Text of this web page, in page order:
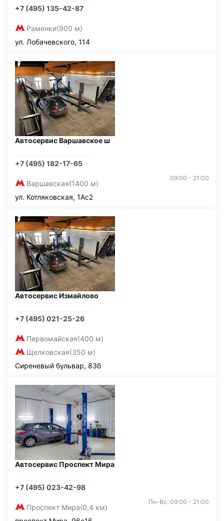
+7 (495) 135-42-87
Раменки(900 м)
ул. Лобачевского, 114
Автосервис Варшавское ш
+7 (495) 182-17-65
Варшавская(1400 м)
09:00 - 21:00
ул. Котляковская, 1Ас2
Автосервис Измайлово
+7 (495) 021-25-26
Первомайская(400 м)
Щелковская(350 м)
Сиреневый бульвар, 83б
Автосервис Проспект Мира
+7 (495) 023-42-98
Проспект Мира(0,4 км)
Пн-Вс: 09:00 - 21:00